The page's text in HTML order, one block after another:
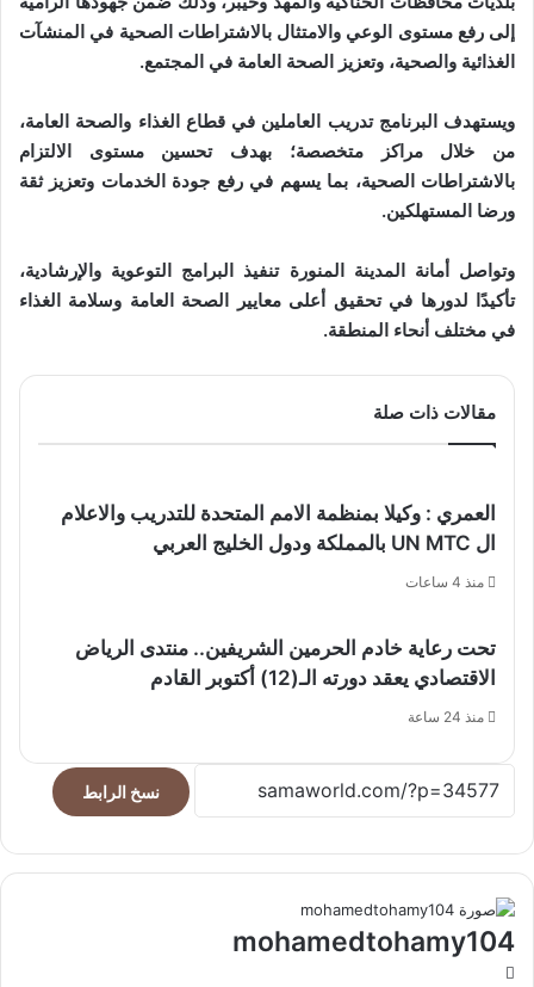
إلى رفع مستوى الوعي والامتثال بالاشتراطات الصحية في المنشآت
الغذائية والصحية، وتعزيز الصحة العامة في المجتمع.
ويستهدف البرنامج تدريب العاملين في قطاع الغذاء والصحة العامة،
من خلال مراكز متخصصة؛ بهدف تحسين مستوى الالتزام
بالاشتراطات الصحية، بما يسهم في رفع جودة الخدمات وتعزيز ثقة
ورضا المستهلكين.
وتواصل أمانة المدينة المنورة تنفيذ البرامج التوعوية والإرشادية،
تأكيدًا لدورها في تحقيق أعلى معايير الصحة العامة وسلامة الغذاء
في مختلف أنحاء المنطقة.
مقالات ذات صلة
العمري : وكيلا بمنظمة الامم المتحدة للتدريب والاعلام
ال UN MTC بالمملكة ودول الخليج العربي
منذ 4 ساعات
تحت رعاية خادم الحرمين الشريفين.. منتدى الرياض
الاقتصادي يعقد دورته الـ(12) أكتوبر القادم
منذ 24 ساعة
نسخ الرابط
mohamedtohamy104